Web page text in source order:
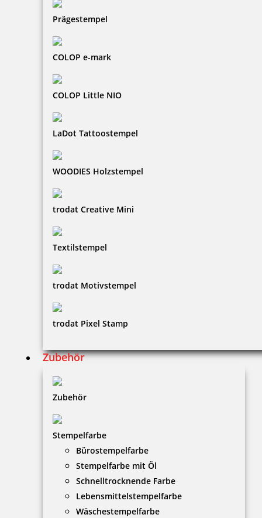
Prägestempel
COLOP e-mark
COLOP Little NIO
LaDot Tattoostempel
WOODIES Holzstempel
trodat Creative Mini
Textilstempel
trodat Motivstempel
trodat Pixel Stamp
Zubehör
Zubehör
Stempelfarbe
Bürostempelfarbe
Stempelfarbe mit Öl
Schnelltrocknende Farbe
Lebensmittelstempelfarbe
Wäschestempelfarbe